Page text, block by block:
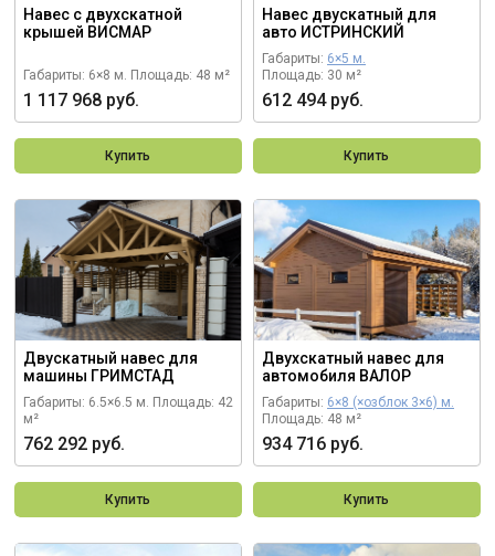
Навес с двухскатной
крышей ВИСМАР
Габариты: 6×8 м. Площадь: 48 м²
1 117 968 руб.
Купить
Навес двускатный для
авто ИСТРИНСКИЙ
Габариты: 6×5 м.
Площадь: 30 м²
612 494 руб.
Купить
Двускатный навес для
машины ГРИМСТАД
Габариты: 6.5×6.5 м. Площадь: 42
м²
762 292 руб.
Купить
Двухскатный навес для
автомобиля ВАЛОР
Габариты: 6×8 (×озблок 3×6) м.
Площадь: 48 м²
934 716 руб.
Купить